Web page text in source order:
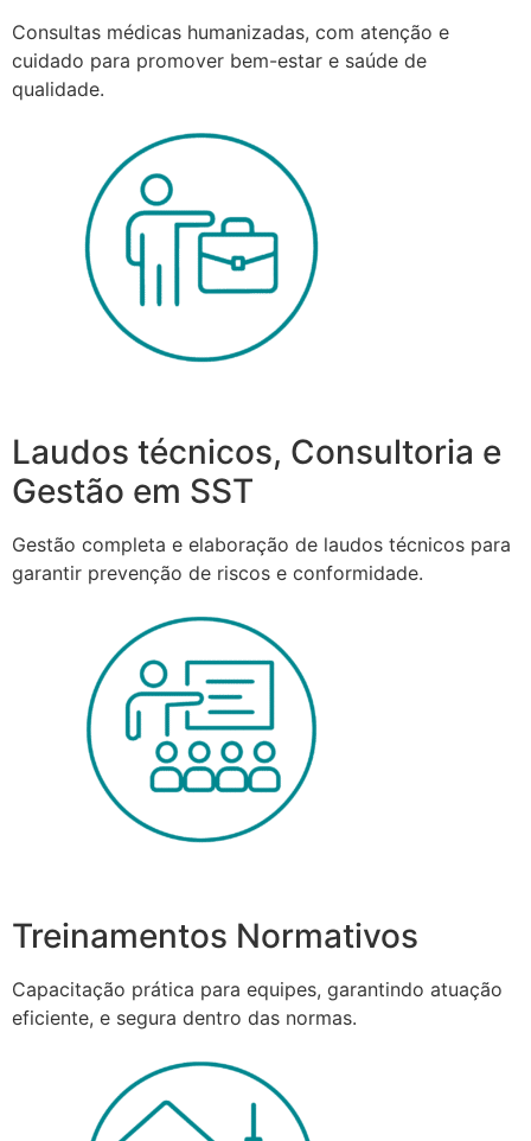
Consultas médicas humanizadas, com atenção e
cuidado para promover bem-estar e saúde de
qualidade.
Laudos técnicos, Consultoria e
Gestão em SST
Gestão completa e elaboração de laudos técnicos para
garantir prevenção de riscos e conformidade.
Treinamentos Normativos
Capacitação prática para equipes, garantindo atuação
eficiente, e segura dentro das normas.